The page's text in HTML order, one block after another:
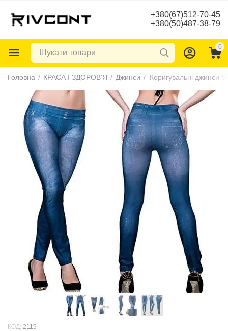
+380(67)512-70-45
+380(50)487-38-79
0
Головна / КРАСА І ЗДОРОВ'Я / Джинси /
КОД: 2119